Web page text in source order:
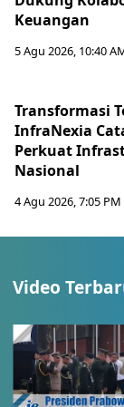
Keuangan
5 Agu 2026, 10:40
Transformasi
InfraNexia
Perkuat
Nasional
4 Agu 2026, 7:05 PM
Video